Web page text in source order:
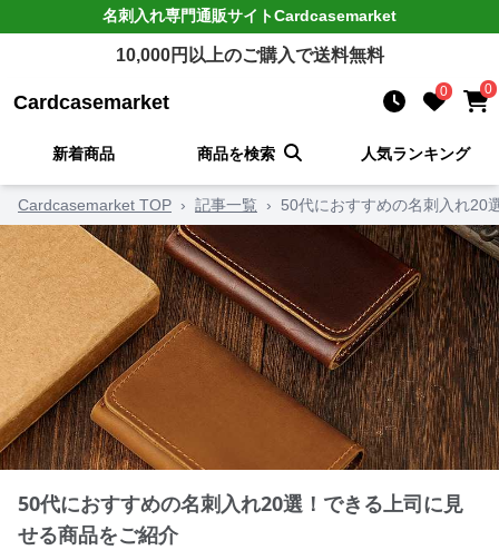
名刺入れ専門通販サイトCardcasemarket
10,000円以上のご購入で送料無料
Cardcasemarket 0 0
新着商品 商品を検索 人気ランキング
Cardcasemarket TOP › 記事一覧 › 50代におすすめの名刺入れ20
50代におすすめの名刺入れ20選！できる上司に見
せる商品をご紹介